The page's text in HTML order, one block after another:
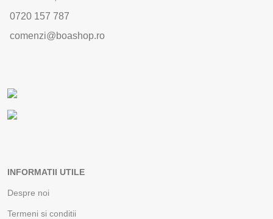
0720 157 787
comenzi@boashop.ro
INFORMATII UTILE
Despre noi
Termeni si conditii